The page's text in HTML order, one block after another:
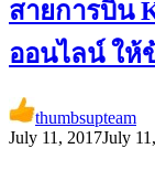
สายการบิน
ออนไลน์ ให้
thumbsupteam
July 11, 2017July